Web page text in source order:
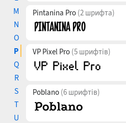
M
N
O
P
Q
R
S
T
U
Pintanina Pro (2 шрифта)
VP Pixel Pro (5 шрифтів)
Poblano (6 шрифтів)